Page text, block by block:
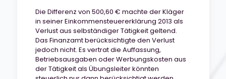
Die Differenz von 500,60 € machte der Kläger
in seiner Einkommensteuererklärung 2013 als
Verlust aus selbständiger Tätigkeit geltend.
Das Finanzamt berücksichtigte den Verlust
jedoch nicht. Es vertrat die Auffassung,
Betriebsausgaben oder Werbungskosten aus
der Tätigkeit als Übungsleiter könnten